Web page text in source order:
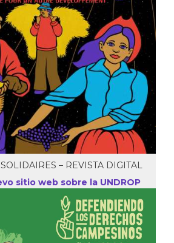
– REVISTA DIGITAL
sitio web sobre la UNDROP